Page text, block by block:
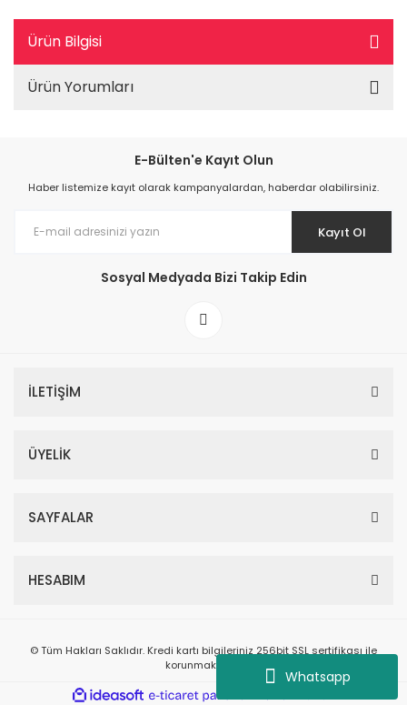
Whatsapp
Ürün Bilgisi
Ürün Yorumları
E-Bülten'e Kayıt Olun
Haber listemize kayıt olarak kampanyalardan, haberdar olabilirsiniz.
Kayıt Ol
Sosyal Medyada Bizi Takip Edin
İLETİŞİM
ÜYELİK
SAYFALAR
HESABIM
© Tüm Hakları Saklıdır. Kredi kartı bilgileriniz 256bit SSL sertifikası ile
korunmaktadır.
ideasoft